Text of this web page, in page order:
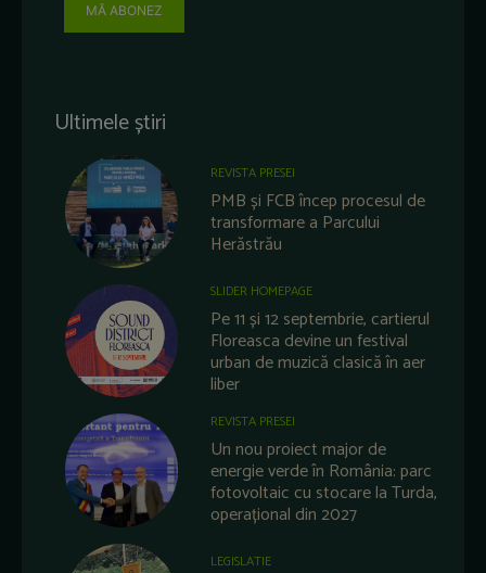
MĂ ABONEZ
Ultimele știri
REVISTA PRESEI
PMB și FCB încep procesul de
transformare a Parcului
Herăstrău
SLIDER HOMEPAGE
Pe 11 și 12 septembrie, cartierul
Floreasca devine un festival
urban de muzică clasică în aer
liber
REVISTA PRESEI
Un nou proiect major de
energie verde în România: parc
fotovoltaic cu stocare la Turda,
operațional din 2027
LEGISLATIE